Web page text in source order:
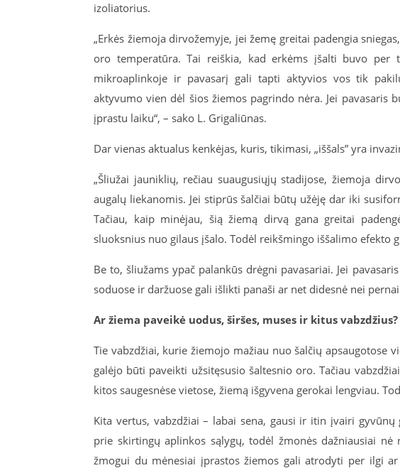
izoliatorius.
„Erkės žiemoja dirvožemyje, jei žemę greitai padengia
oro temperatūra. Tai reiškia, kad erkėms įšalti buvo per
mikroaplinkoje ir pavasarį gali tapti aktyvios vos tik
aktyvumo vien dėl šios žiemos pagrindo nėra. Jei pavasaris
įprastu laiku“, – sako L. Grigaliūnas.
Dar vienas aktualus kenkėjas, kuris, tikimasi, „iššals” yra
„Šliužai jauniklių, rečiau suaugusiųjų stadijose, žiemoja
augalų liekanomis. Jei stiprūs šalčiai būtų užėję dar iki
Tačiau, kaip minėjau, šią žiemą dirvą gana greitai
sluoksnius nuo gilaus įšalo. Todėl reikšmingo iššalimo efekto
Be to, šliužams ypač palankūs drėgni pavasariai. Jei
soduose ir daržuose gali išlikti panaši ar net didesnė nei
Ar žiema paveikė uodus, širšes, muses ir kitus vabzdžius?
Tie vabzdžiai, kurie žiemojo mažiau nuo šalčių apsaugotose
galėjo būti paveikti užsitęsusio šaltesnio oro. Tačiau
kitos saugesnėse vietose, žiemą išgyvena gerokai lengviau.
Kita vertus, vabzdžiai – labai sena, gausi ir itin įvairi
prie skirtingų aplinkos sąlygų, todėl žmonės dažniausiai
žmogui du mėnesiai įprastos žiemos gali atrodyti per ilgi